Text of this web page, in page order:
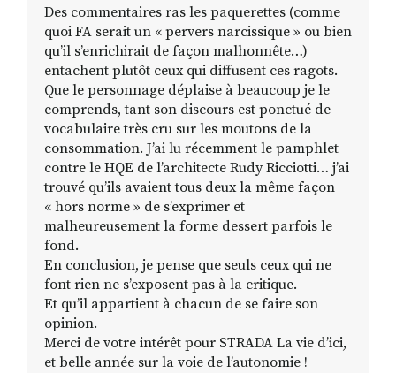
Des commentaires ras les paquerettes (comme
quoi FA serait un « pervers narcissique » ou bien
qu’il s’enrichirait de façon malhonnête…)
entachent plutôt ceux qui diffusent ces ragots.
Que le personnage déplaise à beaucoup je le
comprends, tant son discours est ponctué de
vocabulaire très cru sur les moutons de la
consommation. J’ai lu récemment le pamphlet
contre le HQE de l’architecte Rudy Ricciotti… j’ai
trouvé qu’ils avaient tous deux la même façon
« hors norme » de s’exprimer et
malheureusement la forme dessert parfois le
fond.
En conclusion, je pense que seuls ceux qui ne
font rien ne s’exposent pas à la critique.
Et qu’il appartient à chacun de se faire son
opinion.
Merci de votre intérêt pour STRADA La vie d’ici,
et belle année sur la voie de l’autonomie !